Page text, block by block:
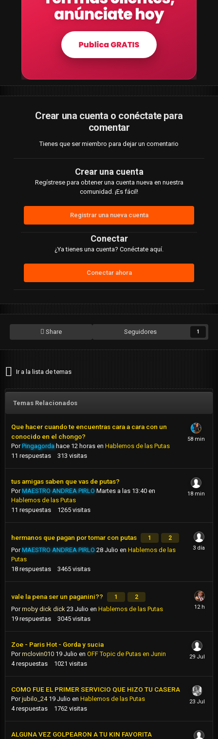
Crear una cuenta o conéctate para
comentar
Tienes que ser miembro para dejar un comentario
Crear una cuenta
Regístrese para obtener una cuenta nueva en nuestra
comunidad. ¡Es fácil!
Registrar una nueva cuenta
Conectar
¿Ya tienes una cuenta? Conéctate aquí.
Conectar ahora
Share Seguidores 1
Ir a la lista de temas
Temas Relacionados
Que hacer cuando te encuentras cara a cara con un
conocido en el chongo?
PorPingagorda hace 12 horas en Hablemos de las Putas
11 respuestas 313 visitas
tus amigas saben que vas de putas?
PorMAESTRO ANDREA PIRLO Martes a las 13:40 en
Hablemos de las Putas
11 respuestas 1265 visitas
hermanos que pagan por tomar con putas 1 2
PorMAESTRO ANDREA PIRLO 28 Julio en Hablemos de las
Putas
18 respuestas 3465 visitas
vale la pena ser un paganini?? 1 2
Pormoby dick dick 23 Julio en Hablemos de las Putas
19 respuestas 3045 visitas
Zoe - Paris Hot - Gorda y sucia
Pormclovin010 19 Julio en OFF Topic de Putas en Junin
4 respuestas 1021 visitas
COMO FUE EL PRIMER SERVICIO QUE HIZO TU CASERA
Porjubilo_24 19 Julio en Hablemos de las Putas
4 respuestas 1762 visitas
ALGUNA VEZ GOLPEARON A TU KIN FAVORITA